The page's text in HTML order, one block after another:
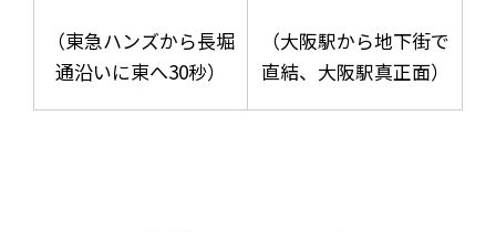
（東急ハンズから長堀
通沿いに東へ30秒）
（大阪駅から地下街で
直結、大阪駅真正面）